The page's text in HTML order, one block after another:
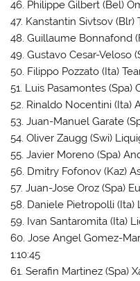
46. Philippe Gilbert (Bel)
47. Kanstantin Sivtsov (Blr)
48. Guillaume Bonnafond
49. Gustavo Cesar-Veloso
50. Filippo Pozzato (Ita)
51. Luis Pasamontes (Spa)
52. Rinaldo Nocentini (Ita)
53. Juan-Manuel Garate
54. Oliver Zaugg (Swi)
55. Javier Moreno (Spa)
56. Dmitry Fofonov (Kaz)
57. Juan-Jose Oroz (Spa)
58. Daniele Pietropolli (Ita)
59. Ivan Santaromita (Ita)
60. Jose Angel Gomez-
1:10:45
61. Serafin Martinez (Spa)